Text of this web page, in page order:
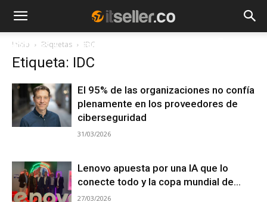
NOTICIAS TENDENCIAS
Inicio Etiquetas IDC
Etiqueta: IDC
El 95% de las organizaciones no confía
plenamente en los proveedores de
ciberseguridad
31/03/2026
Lenovo apuesta por una IA que lo
conecte todo y la copa mundial de...
27/03/2026